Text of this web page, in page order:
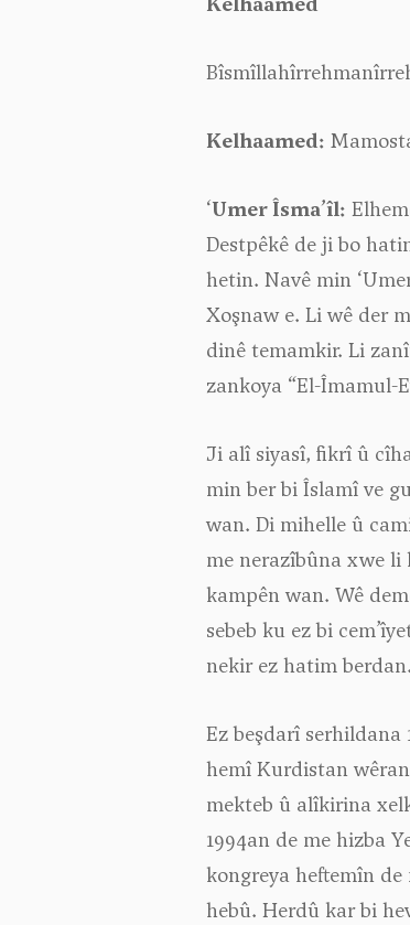
Kelhaamed:
‘Umer Îsma’îl:
Destpêkê de ji bo
hetin. Navê min
Xoşnaw e. Li wê der
dinê temamkir. Li
zankoya “El-Îmamul-
Ji alî siyasî, fikrî û
min ber bi Îslamî ve
wan. Di mihelle û
me nerazîbûna xwe
kampên wan. Wê
sebeb ku ez bi
nekir ez hatim
Ez beşdarî
hemî Kurdistan
mekteb û alîkirina
1994an de me hizba
kongreya heftemîn
hebû. Herdû kar bi